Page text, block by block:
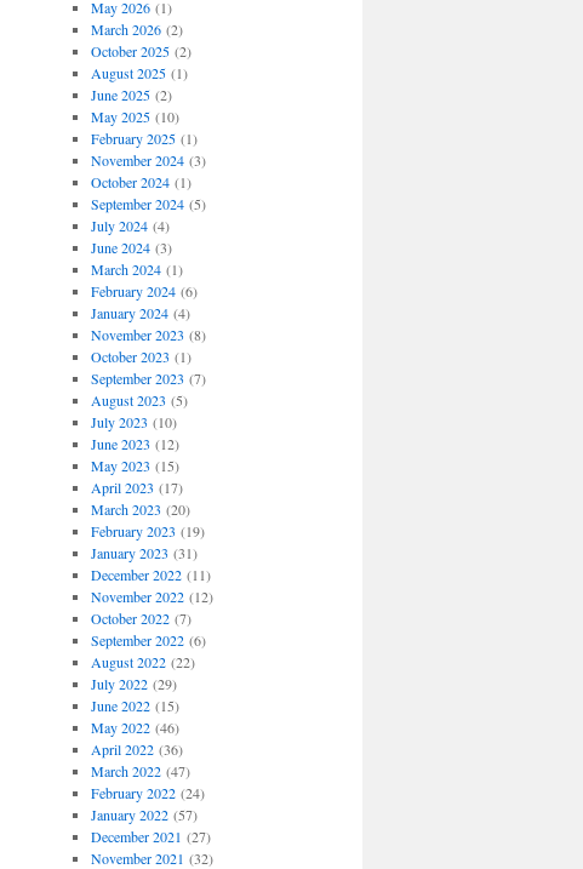
May 2026(1)
March 2026(2)
October 2025(2)
August 2025(1)
June 2025(2)
May 2025(10)
February 2025(1)
November 2024(3)
October 2024(1)
September 2024(5)
July 2024(4)
June 2024(3)
March 2024(1)
February 2024(6)
January 2024(4)
November 2023 (8)
October 2023 (1)
September 2023 (7)
August 2023 (5)
July 2023 (10)
June 2023 (12)
May 2023 (15)
April 2023 (17)
March 2023 (20)
February 2023 (19)
January 2023 (31)
December 2022(11)
November 2022(12)
October 2022(7)
September 2022(6)
August 2022(22)
July 2022(29)
June 2022(15)
May 2022(46)
April 2022(36)
March 2022(47)
February 2022(24)
January 2022(57)
December 2021 (27)
November 2021 (32)